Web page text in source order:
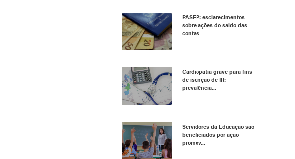
PASEP: esclarecimentos
sobre ações do saldo das
contas
Cardiopatia grave para fins
de isenção de IR:
prevalência...
Servidores da Educação são
beneficiados por ação
promov...